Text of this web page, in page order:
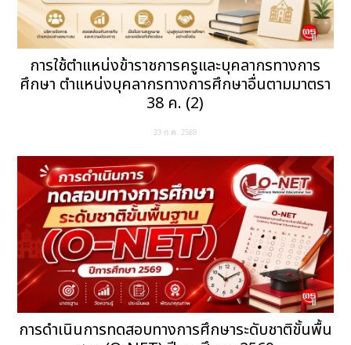
การใช้ตำแหน่งข้าราชการครูและบุคลากรทางการ
ศึกษา ตำแหน่งบุคลากรทางการศึกษาอื่นตามมาตรา
38 ค. (2)
23 ก.ค. 2569
การดำเนินการทดสอบทางการศึกษาระดับชาติขั้นพื้น